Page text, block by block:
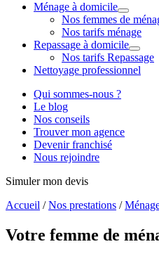
Ménage à domicile
Nos femmes de
Nos tarifs ménage
Repassage à domicile
Nos tarifs Repassage
Nettoyage professionnel
Qui sommes-nous ?
Le blog
Nos conseils
Trouver mon agence
Devenir franchisé
Nous rejoindre
Simuler mon devis
Accueil /Nos prestations /
Votre femme de